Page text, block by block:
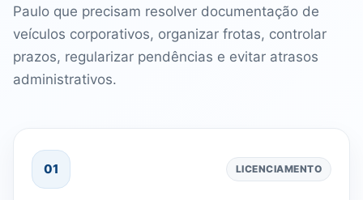
Paulo que precisam resolver documentação de
veículos corporativos, organizar frotas, controlar
prazos, regularizar pendências e evitar atrasos
administrativos.
01 LICENCIAMENTO